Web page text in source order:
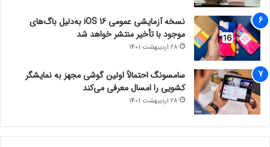
نسخه آزمایشی عمومی iOS 16 به‌دلیل باگ‌های
موجود با تأخیر منتشر خواهد شد
28 اردیبهشت 1401
سامسونگ احتمالاً اولین گوشی مجهز به نمایشگر
کشویی را امسال معرفی می‌کند
28 اردیبهشت 1401